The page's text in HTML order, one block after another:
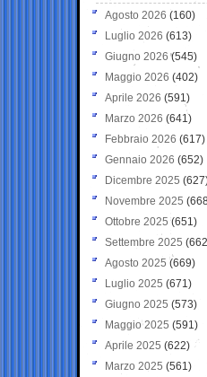
Agosto 2026 (160)
Luglio 2026 (613)
Giugno 2026 (545)
Maggio 2026 (402)
Aprile 2026 (591)
Marzo 2026 (641)
Febbraio 2026 (617)
Gennaio 2026 (652)
Dicembre 2025
Novembre 2025
Ottobre 2025 (651)
Settembre 2025
Agosto 2025 (669)
Luglio 2025 (671)
Giugno 2025 (573)
Maggio 2025 (591)
Aprile 2025 (622)
Marzo 2025 (561)